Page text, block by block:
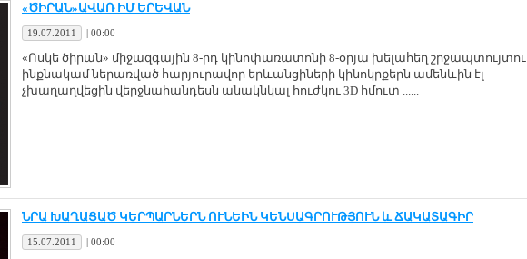
«ԾԻՐԱՆ»ԱՎԱՌ ԻՄ ԵՐԵՎԱՆ
19.07.2011 | 00:00
«Ոսկե ծիրան» միջազգային 8-րդ կինոփառատոնի 8-օրյա խելահեղ
ինքնակամ ներառված հարյուրավոր երևանցիների կինոկրքերն ամենևին էլ
չխաղաղվեցին վերջնահանդեսն անակնկալ հուժկու 3D հմուտ ......
ՆՐԱ ԽԱՂԱՑԱԾ ԿԵՐՊԱՐՆԵՐՆ ՈՒՆԵԻՆ ԿԵՆՍԱԳՐՈՒԹՅՈՒՆ և ՃԱԿԱՏԱԳԻՐ
15.07.2011 | 00:00